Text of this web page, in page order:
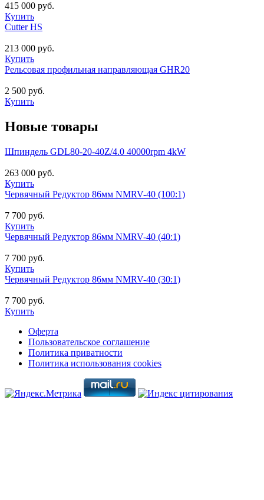
415 000 руб.
Купить
Cutter HS
213 000 руб.
Купить
Рельсовая профильная направляющая GHR20
2 500 руб.
Купить
Новые товары
Шпиндель GDL80-20-40Z/4.0 40000rpm 4kW
263 000 руб.
Купить
Червячный Редуктор 86мм NMRV-40 (100:1)
7 700 руб.
Купить
Червячный Редуктор 86мм NMRV-40 (40:1)
7 700 руб.
Купить
Червячный Редуктор 86мм NMRV-40 (30:1)
7 700 руб.
Купить
Оферта
Пользовательское соглашение
Политика приватности
Политика использования cookies